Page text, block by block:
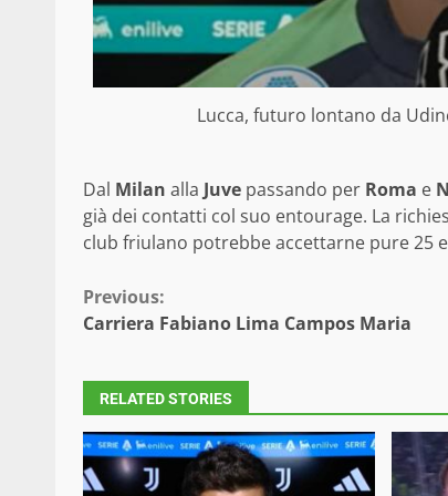
Lucca, futuro lontano da
Dal Milan alla Juve passando per Roma e
già dei contatti col suo entourage. La
club friulano potrebbe accettarne pure 25
Continue
Previous:
Carriera Fabiano Lima Campos Maria
RELATED STORIES